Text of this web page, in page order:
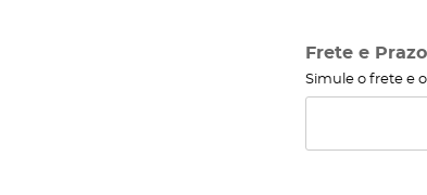
Frete e Prazo
Simule o frete e